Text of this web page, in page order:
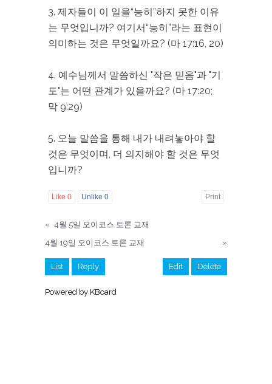
3. 제자들이 이 일을“능히”하지 못한 이유
는 무엇입니까? 여기서“능히”라는 표현이
의미하는 것은 무엇일까요? (마 17:16, 20)
4. 예수님께서 말씀하신 "작은 믿음"과 "기
도"는 어떤 관계가 있을까요? (마 17:20;
막 9:29)
5. 오늘 말씀을 통해 내가 내려놓아야 할
것은 무엇이며, 더 의지해야 할 것은 무엇
입니까?
Like 0 Unlike 0 Print
« 4월 5일 오이코스 토론 교재
4월 19일 오이코스 토론 교재
»
List Reply Edit Delete
Powered by KBoard